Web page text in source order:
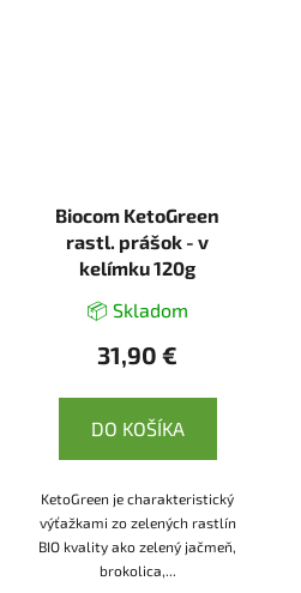
Biocom KetoGreen
rastl. prášok - v
kelímku 120g
📦 Skladom
31,90 €
DO KOŠÍKA
KetoGreen je charakteristický
výťažkami zo zelených rastlín
BIO kvality ako zelený jačmeň,
brokolica,...